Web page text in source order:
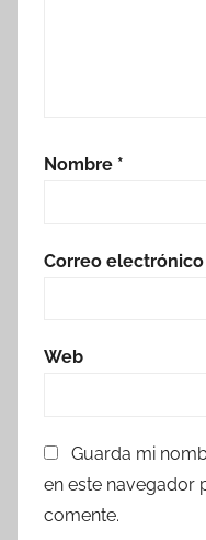
Nombre *
Correo electrónico
Web
Guarda mi
en este navegador
comente.